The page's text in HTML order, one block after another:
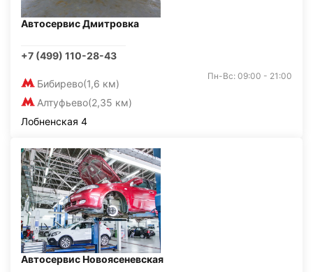
Автосервис Дмитровка
+7 (499) 110-28-43
Бибирево(1,6 км)
Алтуфьево(2,35 км)
Пн-Вс: 09:00 - 21:00
Лобненская 4
Автосервис Новоясеневская